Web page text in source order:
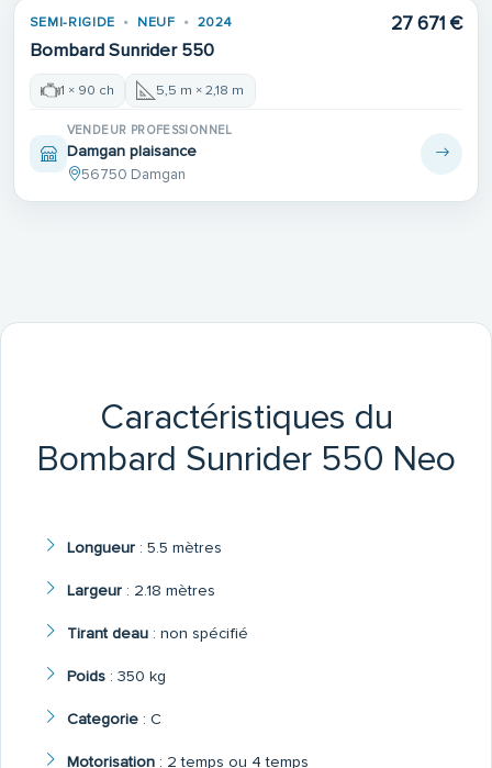
SEMI-RIGIDE NEUF 2024
Bombard Sunrider 550
27 671 €
1 × 90 ch 5,5 m × 2,18 m
VENDEUR PROFESSIONNEL
Damgan plaisance
56750 Damgan
Caractéristiques du
Bombard Sunrider 550 Neo
Longueur: 5.5 mètres
Largeur: 2.18 mètres
Tirant deau: non spécifié
Poids: 350 kg
Categorie: C
Motorisation: 2 temps ou 4 temps